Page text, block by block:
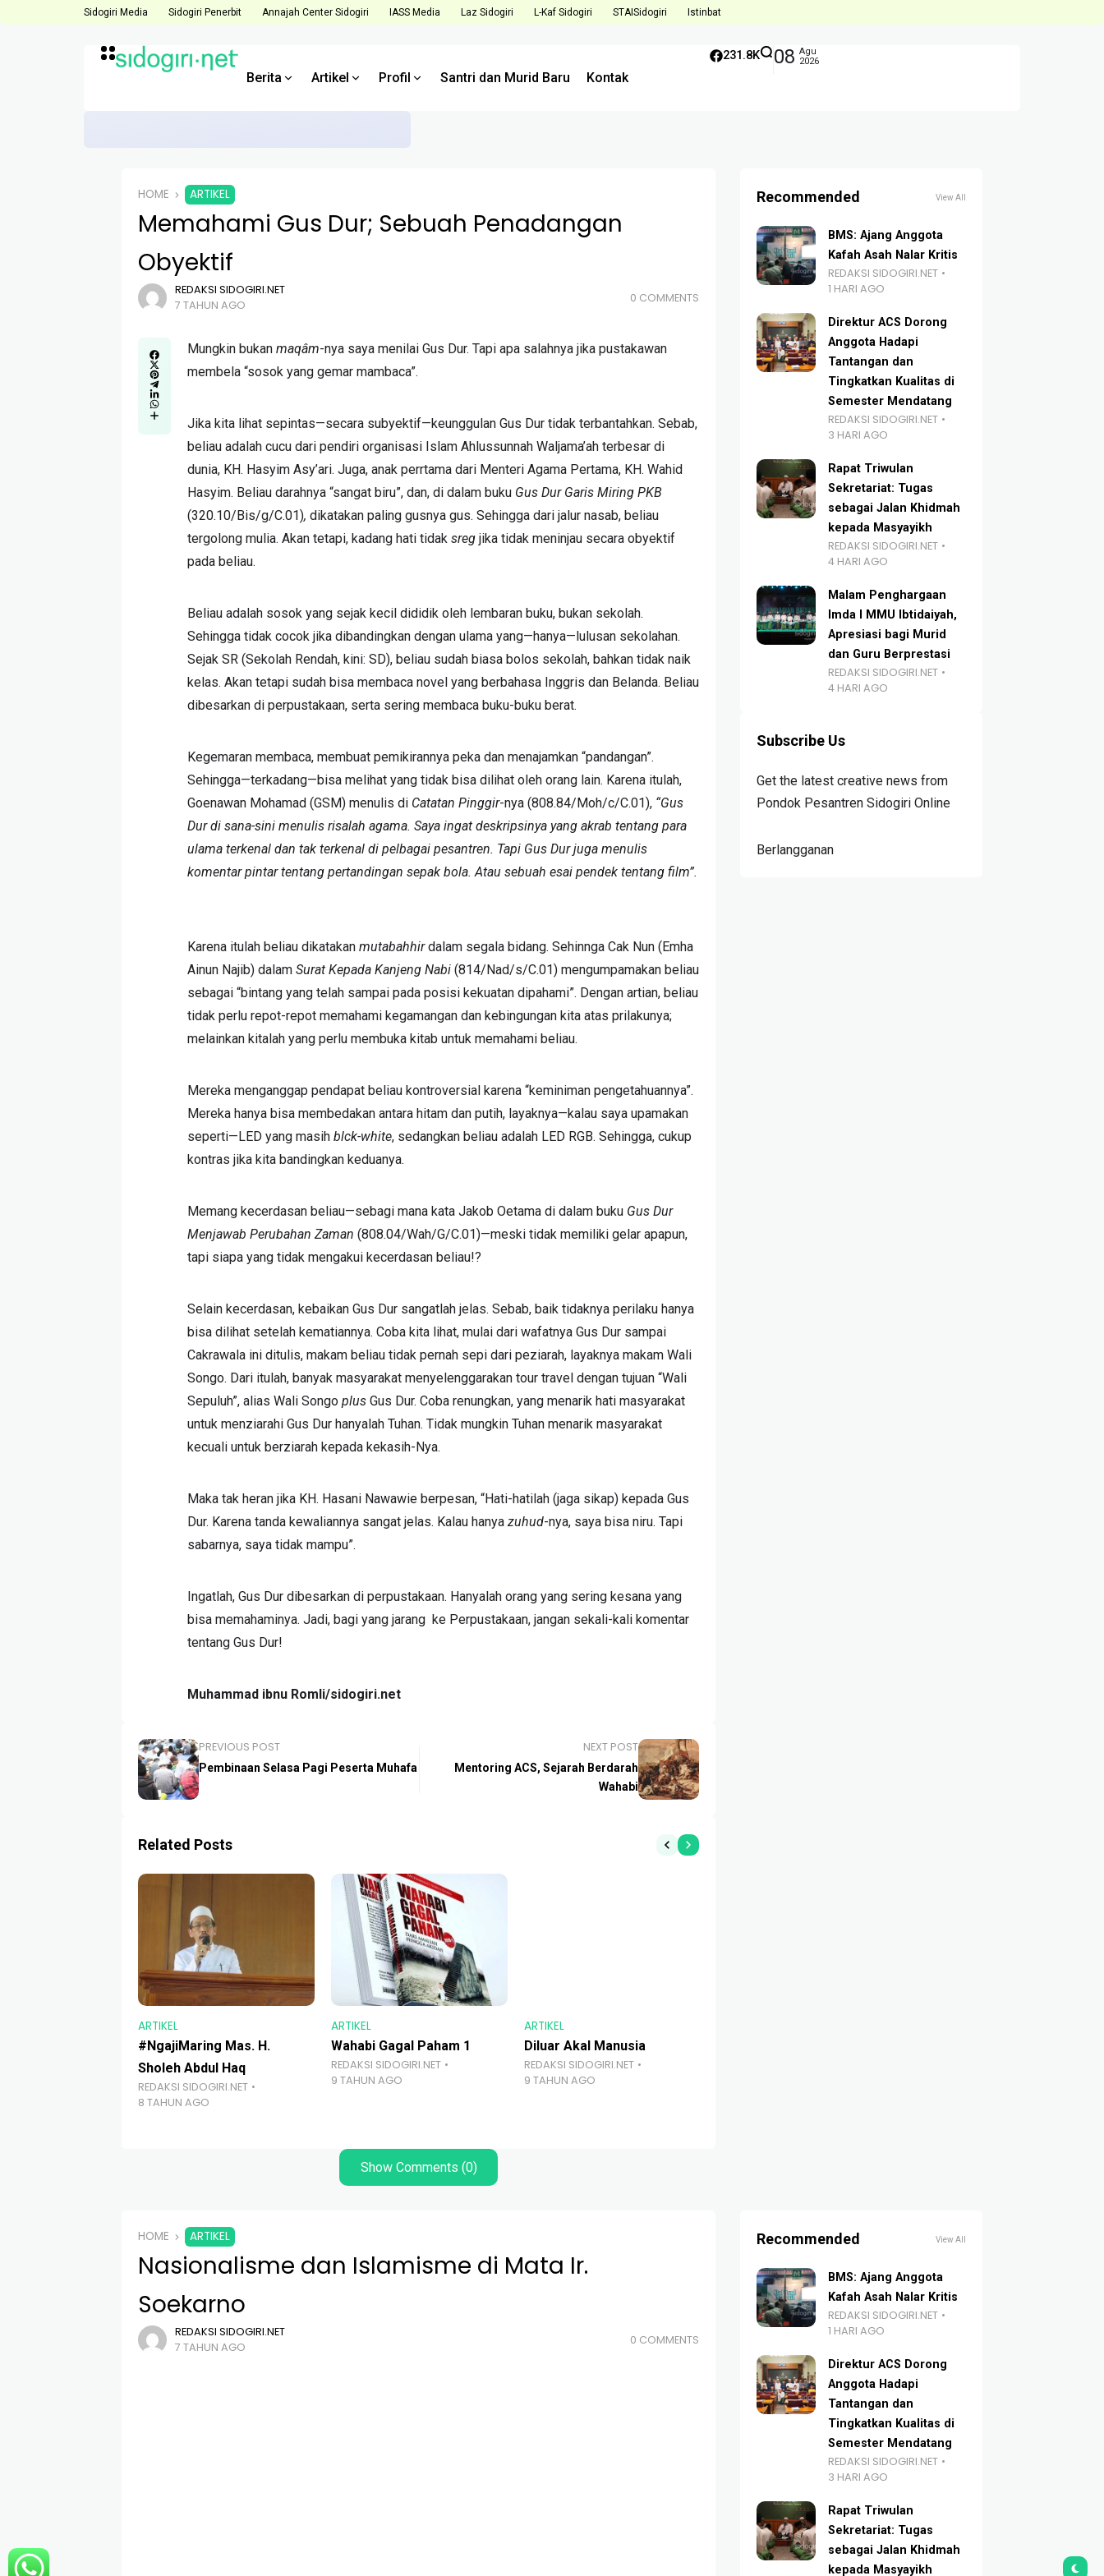
Sidogiri Media Sidogiri Penerbit Annajah Center Sidogiri IASS Media Laz Sidogiri L-Kaf Sidogiri STAISidogiri Istinbat
Berita Artikel Profil Santri dan Murid Baru Kontak
231.8K 08 Agu
2026
HOME ARTIKEL
Memahami Gus Dur; Sebuah Penadangan
Obyektif
REDAKSI SIDOGIRI.NET
7 TAHUN AGO
0 COMMENTS
Mungkin bukan maqâm-nya saya menilai Gus Dur. Tapi apa salahnya jika pustakawan
membela “sosok yang gemar mambaca”.
Jika kita lihat sepintas—secara subyektif—keunggulan Gus Dur tidak terbantahkan. Sebab,
beliau adalah cucu dari pendiri organisasi Islam Ahlussunnah Waljama’ah terbesar di
dunia, KH. Hasyim Asy’ari. Juga, anak perrtama dari Menteri Agama Pertama, KH. Wahid
Hasyim. Beliau darahnya “sangat biru”, dan, di dalam buku Gus Dur Garis Miring PKB
(320.10/Bis/g/C.01), dikatakan paling gusnya gus. Sehingga dari jalur nasab, beliau
tergolong mulia. Akan tetapi, kadang hati tidak sreg jika tidak meninjau secara obyektif
pada beliau.
Beliau adalah sosok yang sejak kecil dididik oleh lembaran buku, bukan sekolah.
Sehingga tidak cocok jika dibandingkan dengan ulama yang—hanya—lulusan sekolahan.
Sejak SR (Sekolah Rendah, kini: SD), beliau sudah biasa bolos sekolah, bahkan tidak naik
kelas. Akan tetapi sudah bisa membaca novel yang berbahasa Inggris dan Belanda. Beliau
dibesarkan di perpustakaan, serta sering membaca buku-buku berat.
Kegemaran membaca, membuat pemikirannya peka dan menajamkan “pandangan”.
Sehingga—terkadang—bisa melihat yang tidak bisa dilihat oleh orang lain. Karena itulah,
Goenawan Mohamad (GSM) menulis di Catatan Pinggir-nya (808.84/Moh/c/C.01), “Gus
Dur di sana-sini menulis risalah agama. Saya ingat deskripsinya yang akrab tentang para
ulama terkenal dan tak terkenal di pelbagai pesantren. Tapi Gus Dur juga menulis
komentar pintar tentang pertandingan sepak bola. Atau sebuah esai pendek tentang film”.
Karena itulah beliau dikatakan mutabahhirdalam segala bidang. Sehinnga Cak Nun (Emha
Ainun Najib) dalam Surat Kepada Kanjeng Nabi (814/Nad/s/C.01) mengumpamakan beliau
sebagai “bintang yang telah sampai pada posisi kekuatan dipahami”. Dengan artian, beliau
tidak perlu repot-repot memahami kegamangan dan kebingungan kita atas prilakunya;
melainkan kitalah yang perlu membuka kitab untuk memahami beliau.
Mereka menganggap pendapat beliau kontroversial karena “keminiman pengetahuannya”.
Mereka hanya bisa membedakan antara hitam dan putih, layaknya—kalau saya upamakan
seperti—LED yang masih blck-white, sedangkan beliau adalah LED RGB. Sehingga, cukup
kontras jika kita bandingkan keduanya.
Memang kecerdasan beliau—sebagi mana kata Jakob Oetama di dalam buku Gus Dur
Menjawab Perubahan Zaman (808.04/Wah/G/C.01)—meski tidak memiliki gelar apapun,
tapi siapa yang tidak mengakui kecerdasan beliau!?
Selain kecerdasan, kebaikan Gus Dur sangatlah jelas. Sebab, baik tidaknya perilaku hanya
bisa dilihat setelah kematiannya. Coba kita lihat, mulai dari wafatnya Gus Dur sampai
Cakrawala ini ditulis, makam beliau tidak pernah sepi dari peziarah, layaknya makam Wali
Songo. Dari itulah, banyak masyarakat menyelenggarakan tour travel dengan tujuan “Wali
Sepuluh”, alias Wali Songo plus Gus Dur. Coba renungkan, yang menarik hati masyarakat
untuk menziarahi Gus Dur hanyalah Tuhan. Tidak mungkin Tuhan menarik masyarakat
kecuali untuk berziarah kepada kekasih-Nya.
Maka tak heran jika KH. Hasani Nawawie berpesan, “Hati-hatilah (jaga sikap) kepada Gus
Dur. Karena tanda kewaliannya sangat jelas. Kalau hanya zuhud-nya, saya bisa niru. Tapi
sabarnya, saya tidak mampu”.
Ingatlah, Gus Dur dibesarkan di perpustakaan. Hanyalah orang yang sering kesana yang
bisa memahaminya. Jadi, bagi yang jarang ke Perpustakaan, jangan sekali-kali komentar
tentang Gus Dur!
Muhammad ibnu Romli/sidogiri.net
PREVIOUS POST
Pembinaan Selasa Pagi Peserta Muhafa
NEXT POST
Mentoring ACS, Sejarah Berdarah
Wahabi
Related Posts
ARTIKEL
#NgajiMaring Mas. H.
Sholeh Abdul Haq
REDAKSI SIDOGIRI.NET
8 TAHUN AGO
ARTIKEL
Wahabi Gagal Paham 1
REDAKSI SIDOGIRI.NET
9 TAHUN AGO
ARTIKEL
Diluar Akal Manusia
REDAKSI SIDOGIRI.NET
9 TAHUN AGO
Show Comments (0)
Recommended View All
BMS: Ajang Anggota
Kafah Asah Nalar Kritis
REDAKSI SIDOGIRI.NET
1 HARI AGO
Direktur ACS Dorong
Anggota Hadapi
Tantangan dan
Tingkatkan Kualitas di
Semester Mendatang
REDAKSI SIDOGIRI.NET
3 HARI AGO
Rapat Triwulan
Sekretariat: Tugas
sebagai Jalan Khidmah
kepada Masyayikh
REDAKSI SIDOGIRI.NET
4 HARI AGO
Malam Penghargaan
Imda I MMU Ibtidaiyah,
Apresiasi bagi Murid
dan Guru Berprestasi
REDAKSI SIDOGIRI.NET
4 HARI AGO
Subscribe Us
Get the latest creative news from
Pondok Pesantren Sidogiri Online
Berlangganan
HOME ARTIKEL
Nasionalisme dan Islamisme di Mata Ir.
Soekarno
REDAKSI SIDOGIRI.NET
7 TAHUN AGO
0 COMMENTS
Recommended View All
BMS: Ajang Anggota
Kafah Asah Nalar Kritis
REDAKSI SIDOGIRI.NET
1 HARI AGO
Direktur ACS Dorong
Anggota Hadapi
Tantangan dan
Tingkatkan Kualitas di
Semester Mendatang
REDAKSI SIDOGIRI.NET
3 HARI AGO
Rapat Triwulan
Sekretariat: Tugas
sebagai Jalan Khidmah
kepada Masyayikh